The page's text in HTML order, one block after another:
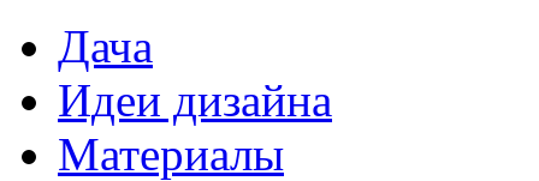
Дача
Идеи дизайна
Материалы